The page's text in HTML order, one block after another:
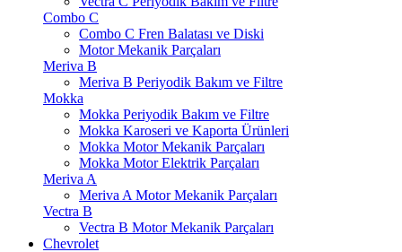
Combo C
Combo C Fren Balatası ve Diski
Motor Mekanik Parçaları
Meriva B
Meriva B Periyodik Bakım ve Filtre
Mokka
Mokka Periyodik Bakım ve Filtre
Mokka Karoseri ve Kaporta Ürünleri
Mokka Motor Mekanik Parçaları
Mokka Motor Elektrik Parçaları
Meriva A
Meriva A Motor Mekanik Parçaları
Vectra B
Vectra B Motor Mekanik Parçaları
Chevrolet